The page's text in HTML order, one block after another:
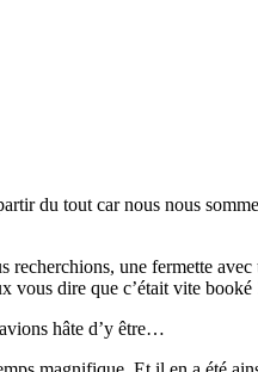
du tout car nous nous
recherchions, une fermette
vous dire que c’était vite
hâte d’y être…